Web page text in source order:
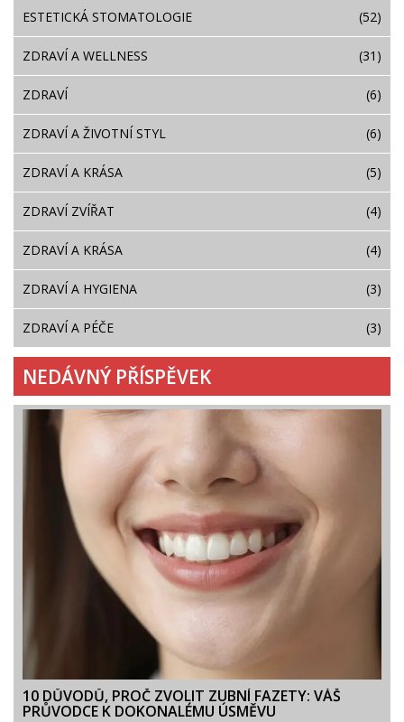
ESTETICKÁ STOMATOLOGIE (52)
ZDRAVÍ A WELLNESS (31)
ZDRAVÍ (6)
ZDRAVÍ A ŽIVOTNÍ STYL (6)
ZDRAVÍ A KRÁSA (5)
ZDRAVÍ ZVÍŘAT (4)
ZDRAVÍ A KRÁSA (4)
ZDRAVÍ A HYGIENA (3)
ZDRAVÍ A PÉČE (3)
NEDÁVNÝ PŘÍSPĚVEK
10 DŮVODŮ, PROČ ZVOLIT ZUBNÍ FAZETY: VÁŠ
PRŮVODCE K DOKONALÉMU ÚSMĚVU